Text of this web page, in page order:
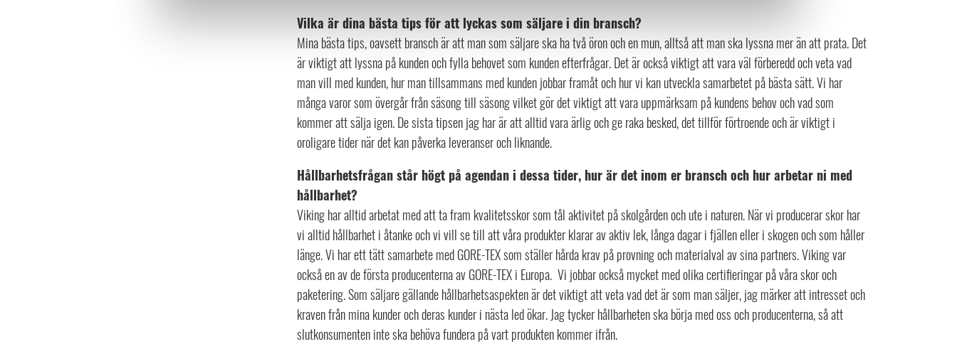
Vilka är dina bästa tips för att lyckas som säljare i din bransch?
Mina bästa tips, oavsett bransch är att man som säljare ska ha två öron och en mun, alltså att man ska lyssna mer än att prata. Det
är viktigt att lyssna på kunden och fylla behovet som kunden efterfrågar. Det är också viktigt att vara väl förberedd och veta vad
man vill med kunden, hur man tillsammans med kunden jobbar framåt och hur vi kan utveckla samarbetet på bästa sätt. Vi har
många varor som övergår från säsong till säsong vilket gör det viktigt att vara uppmärksam på kundens behov och vad som
kommer att sälja igen. De sista tipsen jag har är att alltid vara ärlig och ge raka besked, det tillför förtroende och är viktigt i
oroligare tider när det kan påverka leveranser och liknande.
Hållbarhetsfrågan står högt på agendan i dessa tider, hur är det inom er bransch och hur arbetar ni med
hållbarhet?
Viking har alltid arbetat med att ta fram kvalitetsskor som tål aktivitet på skolgården och ute i naturen. När vi producerar skor har
vi alltid hållbarhet i åtanke och vi vill se till att våra produkter klarar av aktiv lek, långa dagar i fjällen eller i skogen och som håller
länge. Vi har ett tätt samarbete med GORE-TEX som ställer hårda krav på provning och materialval av sina partners. Viking var
också en av de första producenterna av GORE-TEX i Europa. Vi jobbar också mycket med olika certifieringar på våra skor och
paketering. Som säljare gällande hållbarhetsaspekten är det viktigt att veta vad det är som man säljer, jag märker att intresset och
kraven från mina kunder och deras kunder i nästa led ökar. Jag tycker hållbarheten ska börja med oss och producenterna, så att
slutkonsumenten inte ska behöva fundera på vart produkten kommer ifrån.